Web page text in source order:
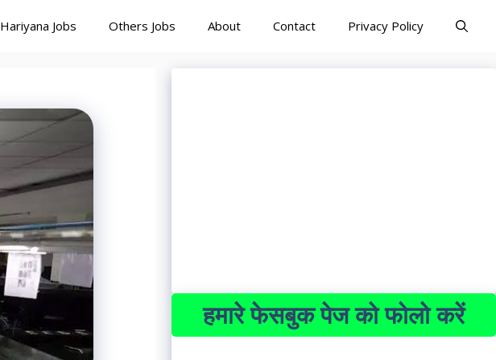
Hariyana Jobs Others Jobs About Contact Privacy Policy
हमारे फेसबुक पेज को फोलो करें